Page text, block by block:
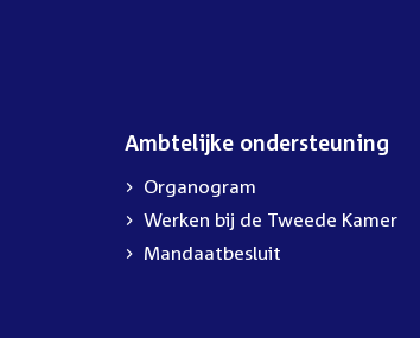
Ambtelijke ondersteuning
Organogram
Werken bij de Tweede Kamer
Mandaatbesluit